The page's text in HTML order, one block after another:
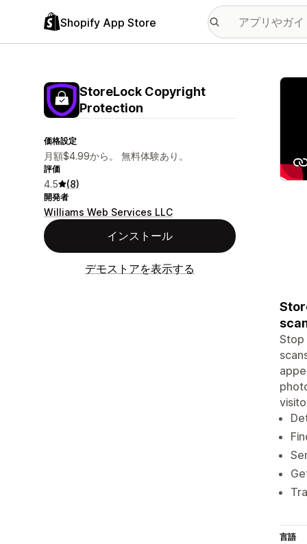
Shopify App Store
StoreLock Copyright
Protection
価格設定
月額$4.99から。 無料体験あり。
評価
4.5 (8)
開発者
Williams Web Services LLC
インストール
デモストアを表示する
特集
Stop
言語